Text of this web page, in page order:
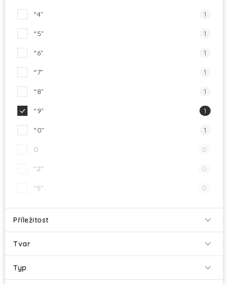
“4” 1
“5” 1
“6” 1
“7” 1
“8” 1
“9” 1
“0” 1
0 0
"2" 0
"5" 0
Příležitost
Tvar
Typ